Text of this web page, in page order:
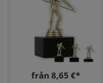
från 8,65 €*